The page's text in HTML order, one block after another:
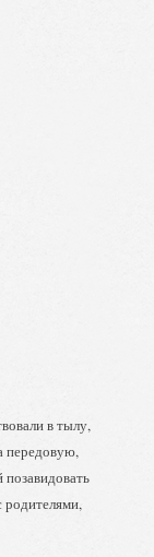
в тылу,
передовую,